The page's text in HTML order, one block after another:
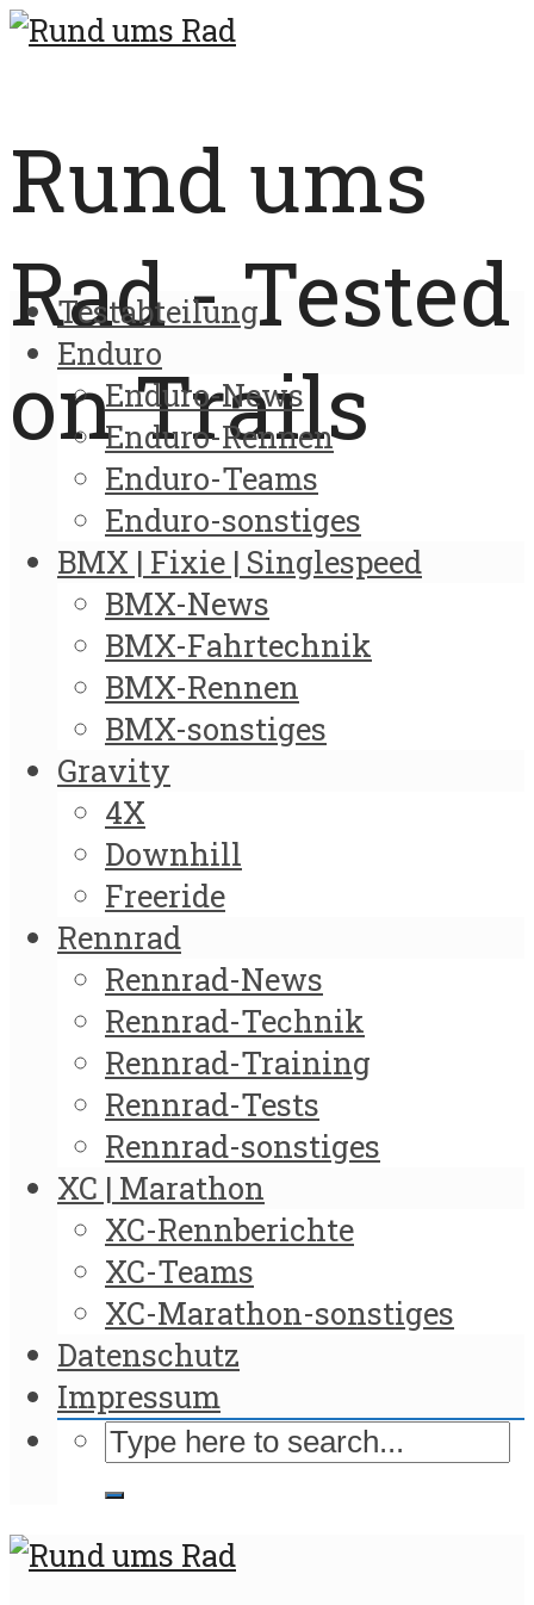
Rund ums
Rad - Tested
on Trails
Testabteilung
Enduro
Enduro-News
Enduro-Rennen
Enduro-Teams
Enduro-sonstiges
BMX | Fixie | Singlespeed
BMX-News
BMX-Fahrtechnik
BMX-Rennen
BMX-sonstiges
Gravity
4X
Downhill
Freeride
Rennrad
Rennrad-News
Rennrad-Technik
Rennrad-Training
Rennrad-Tests
Rennrad-sonstiges
XC | Marathon
XC-Rennberichte
XC-Teams
XC-Marathon-sonstiges
Datenschutz
Impressum